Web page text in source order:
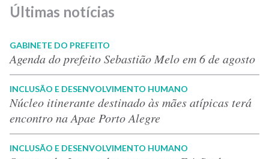
Últimas notícias
GABINETE DO PREFEITO
Agenda do prefeito Sebastião Melo em 6 de agosto
INCLUSÃO E DESENVOLVIMENTO HUMANO
Núcleo itinerante destinado às mães atípicas terá
encontro na Apae Porto Alegre
INCLUSÃO E DESENVOLVIMENTO HUMANO